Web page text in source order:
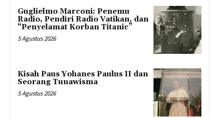
Guglielmo Marconi: Penemu
Radio, Pendiri Radio Vatikan, dan
“Penyelamat Korban Titanic”
5 Agustus 2026
Kisah Paus Yohanes Paulus II dan
Seorang Tunawisma
5 Agustus 2026